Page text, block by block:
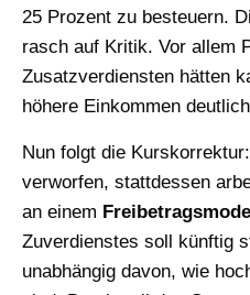
25 Prozent zu besteuern.
rasch auf Kritik. Vor allem
Zusatzverdiensten hätten
höhere Einkommen
Nun folgt die
verworfen, stattdessen
an einem
Zuverdienstes soll künftig
unabhängig davon, wie